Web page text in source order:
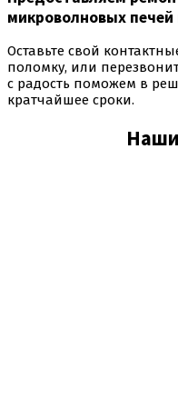
микроволновых
Оставьте свой
поломку, или
с радость поможем в
кратчайшее сроки.